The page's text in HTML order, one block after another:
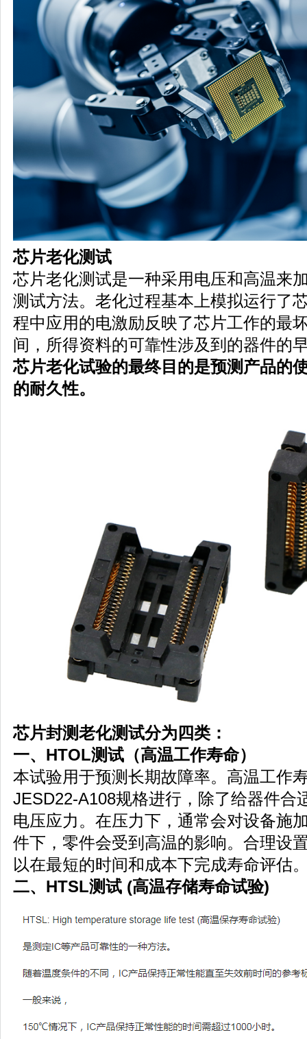
芯片老化测试
芯片老化测试是一种采用电压和高温来
测试方法。老化过程基本上模拟运行了
程中应用的电激励反映了芯片工作的最
间，所得资料的可靠性涉及到的器件的
芯片老化试验的最终目的是预测产品的
的耐久性。
芯片封测老化测试分为四类：
一、HTOL测试 （高温工作寿命）
本试验用于预测长期故障率。高温工作
JESD22-A108规格进行，除了给器件合
电压应力。在压力下，通常会对设备施
件下，零件会受到高温的影响。合理设
以在最短的时间和成本下完成寿命评估
二、HTSL测试 (高温存储寿命试验)